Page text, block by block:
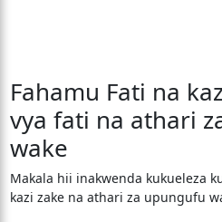
Fahamu Fati na
vya fati na athari
wake
Makala hii inakwenda kukueleza
kazi zake na athari za upungufu